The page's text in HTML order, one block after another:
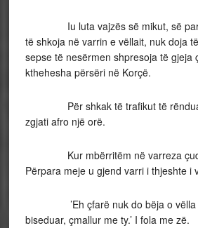
Iu luta vajzës së mikut, së pari,
të shkoja në varrin e vëllait, nuk doja
sepse të nesërmen shpresoja të gjeja
kthehesha përsëri në Korçë.
Për shkak të trafikut të rënduar
zgjati afro një orë.
Kur mbërritëm në varreza
Përpara meje u gjend varri i thjeshte i
’Eh çfarë nuk do bëja o vëlla
biseduar, çmallur me ty.’ I fola me zë.